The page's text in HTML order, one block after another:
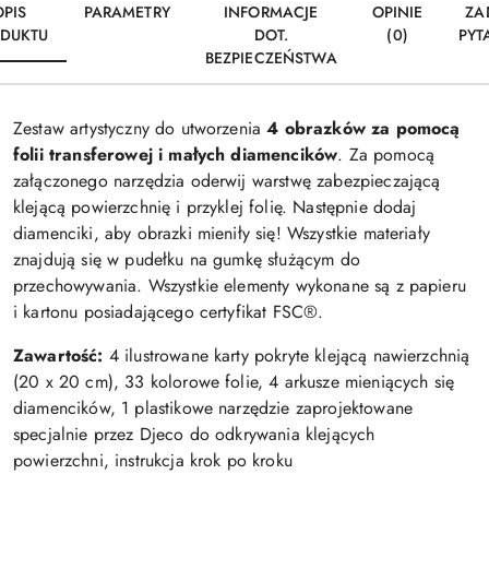
PARAMETRY
INFORMACJE
DOT.
BEZPIECZEŃSTWA
OPINIE
(0)
Zestaw artystyczny do utworzenia4 obrazków za pomocą
folii transferowej i małych diamencików. Za pomocą
załączonego narzędzia oderwij warstwę zabezpieczającą
klejącą powierzchnię i przyklej folię. Następnie dodaj
diamenciki, aby obrazki mieniły się! Wszystkie materiały
znajdują się w pudełku na gumkę służącym do
przechowywania. Wszystkie elementy wykonane są z papieru
i kartonu posiadającego certyfikat FSC®.
Zawartość: 4 ilustrowane karty pokryte klejącą nawierzchnią
(20 x 20 cm), 33 kolorowe folie, 4 arkusze mieniących się
diamencików, 1 plastikowe narzędzie zaprojektowane
specjalnie przez Djeco do odkrywania klejących
powierzchni, instrukcja krok po kroku